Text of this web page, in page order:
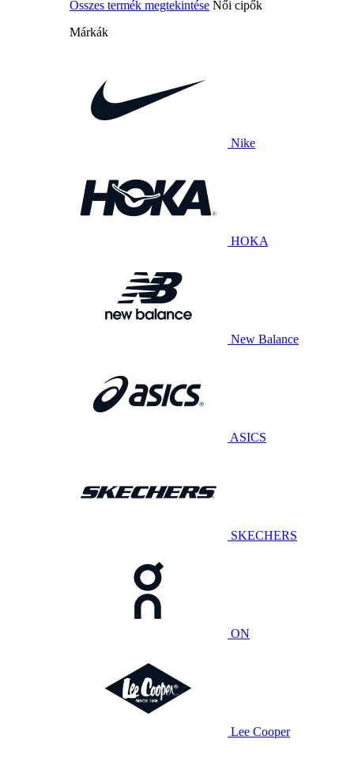
Összes termék megtekintése Női cipők
Márkák
Nike
HOKA
New Balance
ASICS
SKECHERS
ON
Lee Cooper